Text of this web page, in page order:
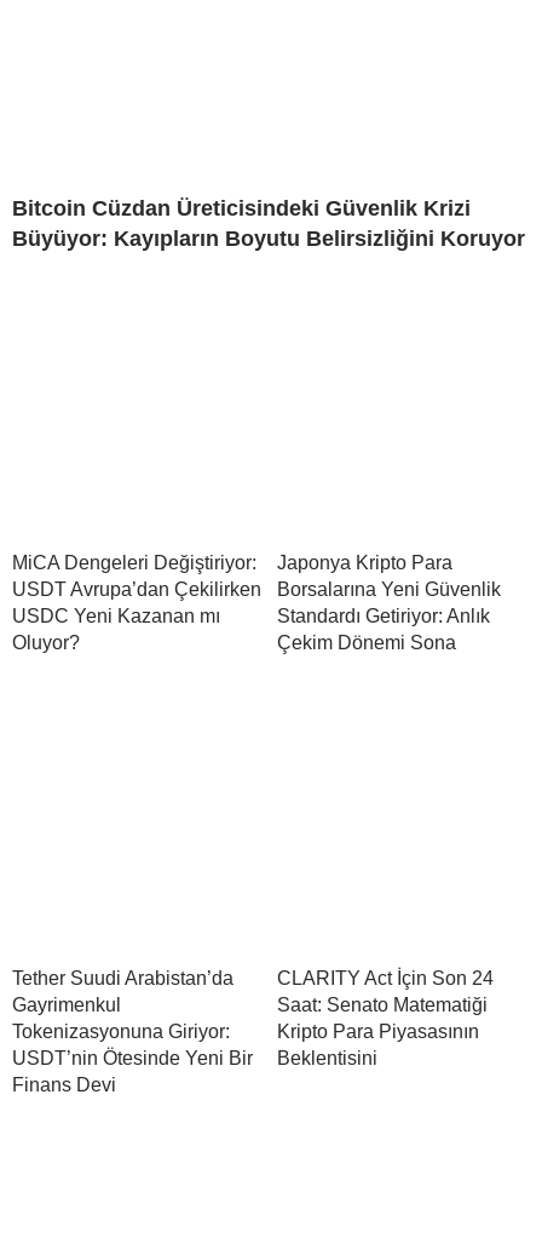
Bitcoin Cüzdan Üreticisindeki Güvenlik Krizi
Büyüyor: Kayıpların Boyutu Belirsizliğini Koruyor
MiCA Dengeleri Değiştiriyor:
USDT Avrupa’dan Çekilirken
USDC Yeni Kazanan mı
Oluyor?
Japonya Kripto Para
Borsalarına Yeni Güvenlik
Standardı Getiriyor: Anlık
Çekim Dönemi Sona
Tether Suudi Arabistan’da
Gayrimenkul
Tokenizasyonuna Giriyor:
USDT’nin Ötesinde Yeni Bir
Finans Devi
CLARITY Act İçin Son 24
Saat: Senato Matematiği
Kripto Para Piyasasının
Beklentisini